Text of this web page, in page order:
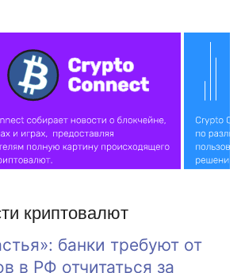
криптовалют
банки требуют от
в РФ отчитаться за